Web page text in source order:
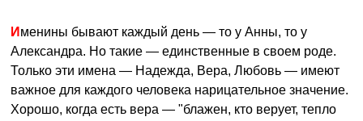
Именины бывают каждый день — то у Анны, то у
Александра. Но такие — единственные в своем роде.
Только эти имена — Надежда, Вера, Любовь — имеют
важное для каждого человека нарицательное значение.
Хорошо, когда есть вера — "блажен, кто верует, тепло